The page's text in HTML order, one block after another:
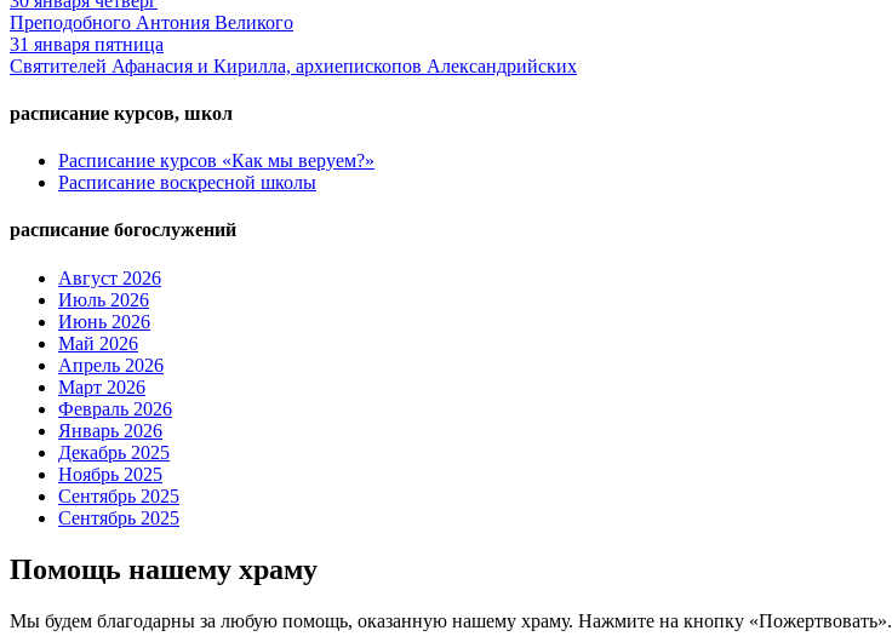
Преподобного Антония Великого
31 января пятница
Святителей Афанасия и Кирилла, архиепископов Александрийских
расписание курсов, школ
Расписание курсов «Как мы веруем?»
Расписание воскресной школы
расписание богослужений
Август 2026
Июль 2026
Июнь 2026
Май 2026
Апрель 2026
Март 2026
Февраль 2026
Январь 2026
Декабрь 2025
Ноябрь 2025
Сентябрь 2025
Сентябрь 2025
Помощь нашему храму
Мы будем благодарны за любую помощь, оказанную нашему храму. Нажмите на кнопку «Пожертвовать».